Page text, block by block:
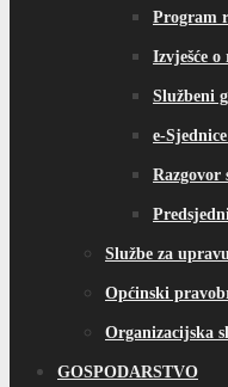
Program
Izvješće
Službeni
e-
Razgovor
Službe za upravu
Općinski
Organizacijska
GOSPODARSTVO